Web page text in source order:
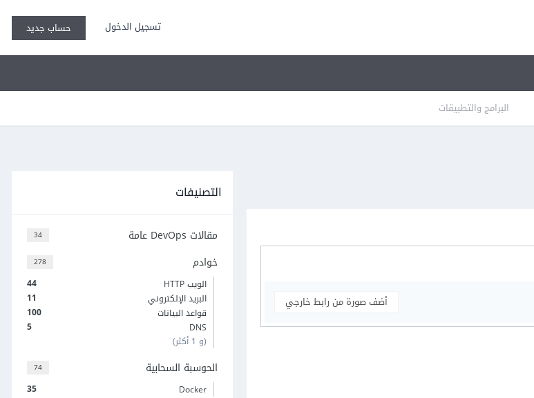
تسجيل الدخول حساب جديد
البرامج والتطبيقات
أضف صورة من رابط خارجي
التصنيفات
34 مقالات DevOps عامة
278 خوادم
44
الويب HTTP
11
البريد الإلكتروني
100
قواعد البيانات
5
DNS
(و 1 أكثر)
74 الحوسبة السحابية
35 Docker